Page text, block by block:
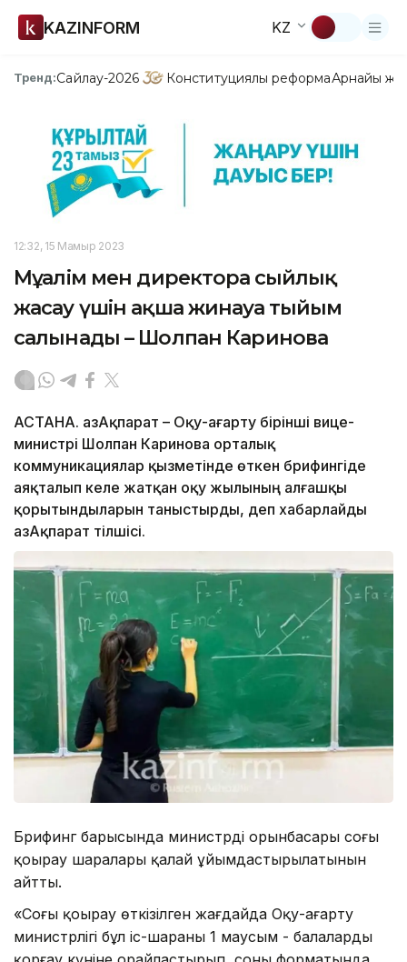
KAZINFORM KZ
Тренд:Сайлау-2026 Конституциялық реформаАрнайы
12:32, 15 Мамыр 2023
Мұғалім мен директорға сыйлық
жасау үшін ақша жинауға тыйым
салынады – Шолпан Каринова
АСТАНА. ҚазАқпарат – Оқу-ағарту бірінші вице-
министрі Шолпан Каринова орталық
коммуникациялар қызметінде өткен брифингіде
аяқталып келе жатқан оқу жылының алғашқы
қорытындыларын таныстырды, деп хабарлайды
ҚазАқпарат тілшісі.
Брифинг барысында министрдің орынбасары соңғы
қоңырау шаралары қалай ұйымдастырылатынын
айтты.
«Соңғы қоңырау өткізілген жағдайда Оқу-ағарту
министрлігі бұл іс-шараны 1 маусым - балаларды